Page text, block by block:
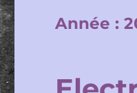
Année :